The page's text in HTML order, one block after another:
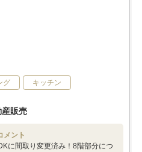
グ キッチン
販売
メント
に間取り変更済み！8階部分につ